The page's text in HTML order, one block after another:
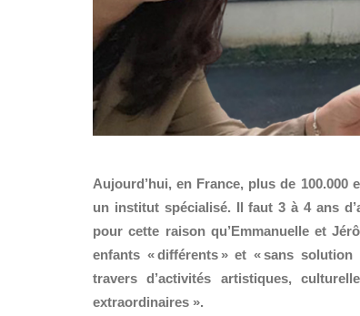
Aujourd’hui, en France, plus de 100.000
un institut spécialisé. Il faut 3 à 4 ans
pour cette raison qu’Emmanuelle et
enfants « différents » et « sans
travers d’activités artistiques,
extraordinaires ».